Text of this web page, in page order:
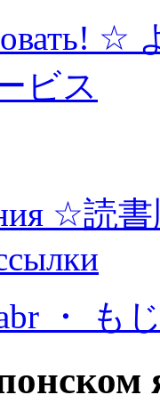
☆
ビス
☆読
・ も